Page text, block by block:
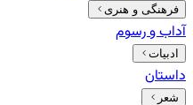
فرهنگی و هنری
آداب و رسوم
ادبیات
داستان
شعر